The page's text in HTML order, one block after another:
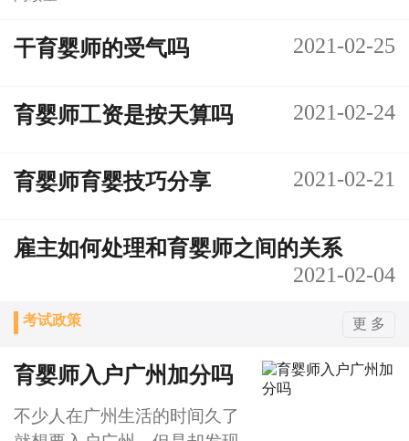
干育婴师的受气吗 2021-02-25
育婴师工资是按天算吗 2021-02-24
育婴师育婴技巧分享 2021-02-21
雇主如何处理和育婴师之间的关系
2021-02-04
考试政策 更 多
育婴师入户广州加分吗
不少人在广州生活的时间久了